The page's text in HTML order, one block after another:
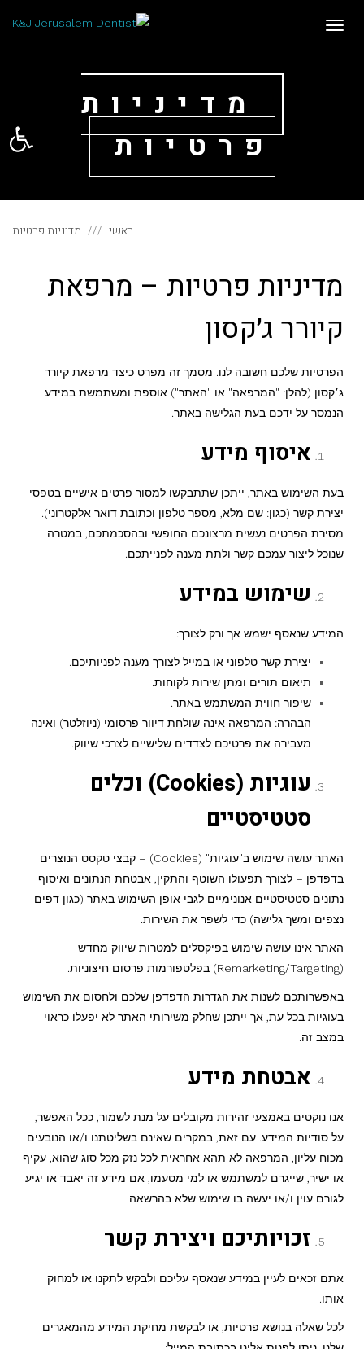
פתח
תפריט
מדיניות
פרטיות
ראשי מדיניות פרטיות
מדיניות פרטיות – מרפאת
קיורר ג׳קסון
הפרטיות שלכם חשובה לנו. מסמך זה מפרט כיצד מרפאת קיורר
ג׳קסון (להלן: "המרפאה" או "האתר") אוספת ומשתמשת במידע
הנמסר על ידכם בעת הגלישה באתר.
איסוף מידע
בעת השימוש באתר, ייתכן שתתבקשו למסור פרטים אישיים בטפסי
יצירת קשר (כגון: שם מלא, מספר טלפון וכתובת דואר אלקטרוני).
מסירת הפרטים נעשית מרצונכם החופשי ובהסכמתכם, במטרה
שנוכל ליצור עמכם קשר ולתת מענה לפנייתכם.
שימוש במידע
המידע שנאסף ישמש אך ורק לצורך:
יצירת קשר טלפוני או במייל לצורך מענה לפניותיכם.
תיאום תורים ומתן שירות לקוחות.
שיפור חווית המשתמש באתר.
הבהרה: המרפאה אינה שולחת דיוור פרסומי (ניוזלטר) ואינה
מעבירה את פרטיכם לצדדים שלישיים לצרכי שיווק.
עוגיות (Cookies) וכלים
סטטיסטיים
האתר עושה שימוש ב"עוגיות" (Cookies) – קבצי טקסט הנוצרים
בדפדפן – לצורך תפעולו השוטף והתקין, אבטחת הנתונים ואיסוף
נתונים סטטיסטיים אנונימיים לגבי אופן השימוש באתר (כגון דפים
נצפים ומשך גלישה) כדי לשפר את השירות.
האתר אינו עושה שימוש בפיקסלים למטרות שיווק מחדש
(Remarketing/Targeting) בפלטפורמות פרסום חיצוניות.
באפשרותכם לשנות את הגדרות הדפדפן שלכם ולחסום את השימוש
בעוגיות בכל עת, אך ייתכן שחלק משירותי האתר לא יפעלו כראוי
במצב זה.
אבטחת מידע
אנו נוקטים באמצעי זהירות מקובלים על מנת לשמור, ככל האפשר,
על סודיות המידע. עם זאת, במקרים שאינם בשליטתנו ו/או הנובעים
מכוח עליון, המרפאה לא תהא אחראית לכל נזק מכל סוג שהוא, עקיף
או ישיר, שייגרם למשתמש או למי מטעמו, אם מידע זה יאבד או יגיע
לגורם עוין ו/או יעשה בו שימוש שלא בהרשאה.
זכויותיכם ויצירת קשר
אתם זכאים לעיין במידע שנאסף עליכם ולבקש לתקנו או למחוק
אותו.
לכל שאלה בנושא פרטיות, או לבקשת מחיקת המידע מהמאגרים